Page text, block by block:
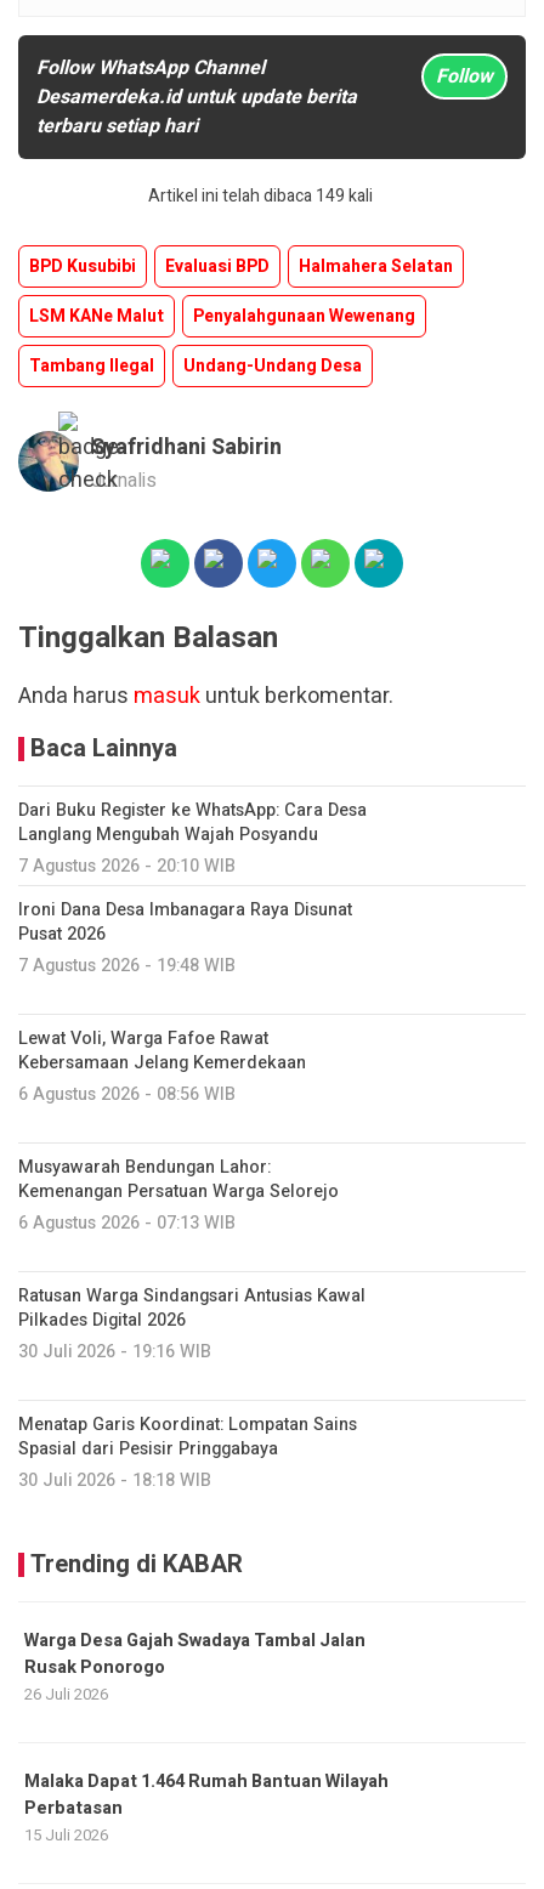
Follow WhatsApp Channel
Desamerdeka.id untuk update berita
terbaru setiap hari
Follow
Artikel ini telah dibaca 149 kali
BPD Kusubibi Evaluasi BPD
Halmahera Selatan
LSM KANe Malut
Penyalahgunaan Wewenang
Tambang Ilegal
Undang-Undang Desa
Syafridhani Sabirin
Jurnalis
Tinggalkan Balasan
Anda harus masukuntuk berkomentar.
Baca Lainnya
Dari Buku Register ke WhatsApp: Cara Desa
Langlang Mengubah Wajah Posyandu
7 Agustus 2026 - 20:10 WIB
Ironi Dana Desa Imbanagara Raya Disunat
Pusat 2026
7 Agustus 2026 - 19:48 WIB
Lewat Voli, Warga Fafoe Rawat
Kebersamaan Jelang Kemerdekaan
6 Agustus 2026 - 08:56 WIB
Musyawarah Bendungan Lahor:
Kemenangan Persatuan Warga Selorejo
6 Agustus 2026 - 07:13 WIB
Ratusan Warga Sindangsari Antusias Kawal
Pilkades Digital 2026
30 Juli 2026 - 19:16 WIB
Menatap Garis Koordinat: Lompatan Sains
Spasial dari Pesisir Pringgabaya
30 Juli 2026 - 18:18 WIB
Trending di KABAR
Warga Desa Gajah Swadaya Tambal Jalan
Rusak Ponorogo
26 Juli 2026
Malaka Dapat 1.464 Rumah Bantuan Wilayah
Perbatasan
15 Juli 2026